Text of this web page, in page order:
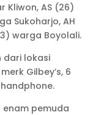
Kliwon, AS (26)
Sukoharjo, AH
warga Boyolali.
dari lokasi
Gilbey’s, 6
enam pemuda